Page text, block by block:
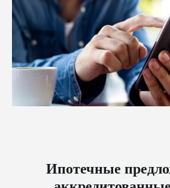
Ипотечные